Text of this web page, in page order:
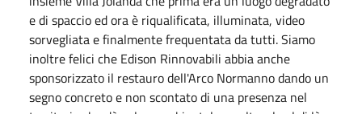
e di spaccio ed ora è riqualificata, illuminata, video
sorvegliata e finalmente frequentata da tutti. Siamo
inoltre felici che Edison Rinnovabili abbia anche
sponsorizzato il restauro dell'Arco Normanno dando un
segno concreto e non scontato di una presenza nel